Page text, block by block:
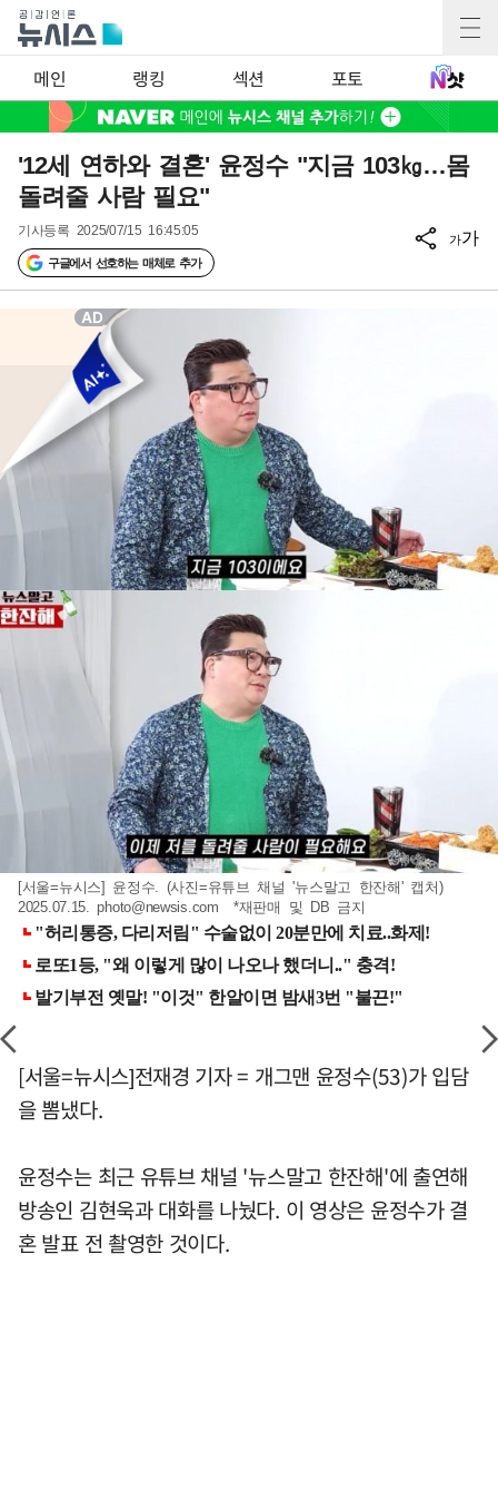
메인 랭킹 섹션 포토
'12세 연하와 결혼' 윤정수 "지금 103㎏…몸
돌려줄 사람 필요"
기사등록 2025/07/15 16:45:05
구글에서 선호하는 매체로 추가
가가
[서울=뉴시스] 윤정수. (사진=유튜브 채널 '뉴스말고 한잔해' 캡처)
2025.07.15.photo@newsis.com *재판매 및 DB 금지
[서울=뉴시스]전재경 기자 = 개그맨 윤정수(53)가 입담
을 뽐냈다.
윤정수는 최근 유튜브 채널 '뉴스말고 한잔해'에 출연해
방송인 김현욱과 대화를 나눴다. 이 영상은 윤정수가 결
혼 발표 전 촬영한 것이다.